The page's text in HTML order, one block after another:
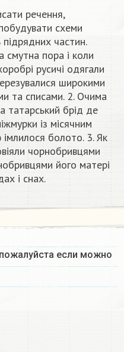
речення,
схеми
частин.
смутна пора і коли
русичі одягали
широкими
та списами. 2. Очима
татарський брід де
із місячним
болото. 3. Як
чорнобривцями
його матері
і снах.
пожалуйста если можно